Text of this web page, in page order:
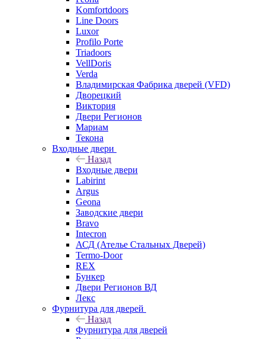
Komfortdoors
Line Doors
Luxor
Profilo Porte
Triadoors
VellDoris
Verda
Владимирская Фабрика дверей (VFD)
Дворецкий
Виктория
Двери Регионов
Мариам
Текона
Входные двери
Назад
Входные двери
Labirint
Argus
Geona
Заводские двери
Bravo
Intecron
АСД (Ателье Стальных Дверей)
Termo-Door
REX
Бункер
Двери Регионов ВД
Лекс
Фурнитура для дверей
Назад
Фурнитура для дверей